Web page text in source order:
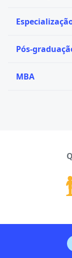
Pós-
MBA